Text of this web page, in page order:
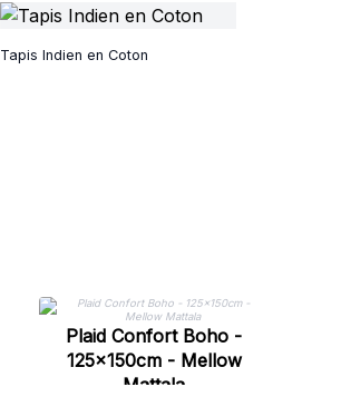
Tapis Indien en Coton
Plaid Confort Boho -
125x150cm - Mellow
Mattala